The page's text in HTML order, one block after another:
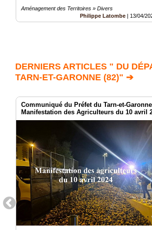
Aménagement des Territoires » Divers
Philippe Latombe | 13/04/
DERNIERS ARTICLES " DU
TARN-ET-GARONNE (82)" ➔
Communiqué du Préfet du Tarn-et-
Manifestation des Agriculteurs du 10 avril